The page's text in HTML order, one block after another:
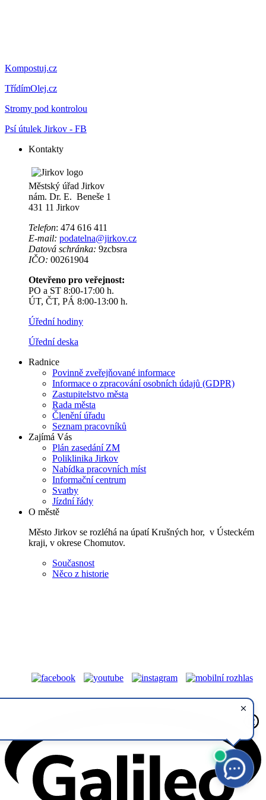
Kompostuj.cz
TřídímOlej.cz
Stromy pod kontrolou
Psí útulek Jirkov - FB
Kontakty
Městský úřad Jirkov
nám. Dr. E. Beneše 1
431 11 Jirkov
Telefon: 474 616 411
E-mail: podatelna@jirkov.cz
Datová schránka: 9zcbsra
IČO: 00261904
Otevřeno pro veřejnost:
PO a ST 8:00-17:00 h.
ÚT, ČT, PÁ 8:00-13:00 h.
Úřední hodiny
Úřední deska
Radnice
Povinně zveřejňované informace
Informace o zpracování osobních údajů (GDPR)
Zastupitelstvo města
Rada města
Členění úřadu
Seznam pracovníků
Zajímá Vás
Plán zasedání ZM
Poliklinika Jirkov
Nabídka pracovních míst
Informační centrum
Svatby
Jízdní řády
O městě
Město Jirkov se rozléhá na úpatí Krušných hor, v Ústeckém
kraji, v okrese Chomutov.
Současnost
Něco z historie